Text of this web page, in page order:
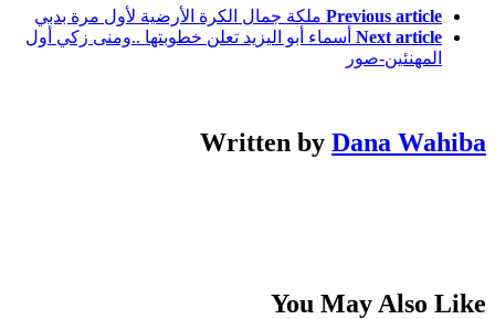
Previous article ملكة جمال الكرة الأرضية لأول مرة بدبي
Next article أسماء أبو اليزيد تعلن خطوبتها ..ومنى زكي أول
المهنئين-صور
Written by Dana Wahiba
You May Also Like